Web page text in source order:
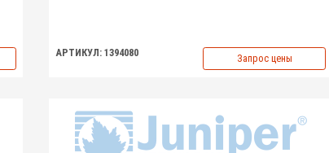
АРТИКУЛ: 1394080 Запрос цены